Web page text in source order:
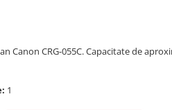
Canon CRG-055C. Capacitate de
1